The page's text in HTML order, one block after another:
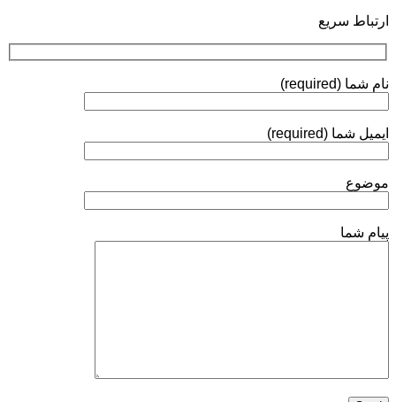
ولو
نیکل
ارتباط سریع
نام شما (required)
ایمیل شما (required)
موضوع
پیام شما